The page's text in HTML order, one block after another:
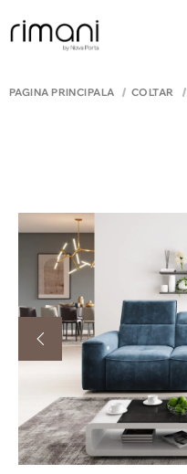
PAGINA PRINCIPALĂ COLTAR